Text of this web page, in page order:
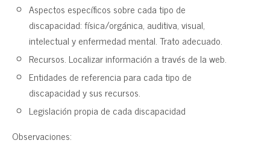
Aspectos específicos sobre cada tipo de
discapacidad: física/orgánica, auditiva, visual,
intelectual y enfermedad mental. Trato adecuado.
Recursos. Localizar información a través de la web.
Entidades de referencia para cada tipo de
discapacidad y sus recursos.
Legislación propia de cada discapacidad
Observaciones: